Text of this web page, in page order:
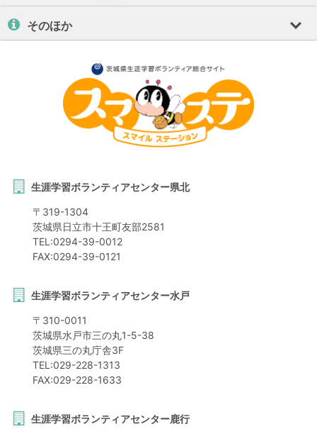
そのほか
生涯学習ボランティアセンター県北
〒 319-1304
茨城県日立市十王町友部2581
TEL:0294-39-0012
FAX:0294-39-0121
生涯学習ボランティアセンター水戸
〒 310-0011
茨城県水戸市三の丸1-5-38
茨城県三の丸庁舎3F
TEL:029-228-1313
FAX:029-228-1633
生涯学習ボランティアセンター鹿行